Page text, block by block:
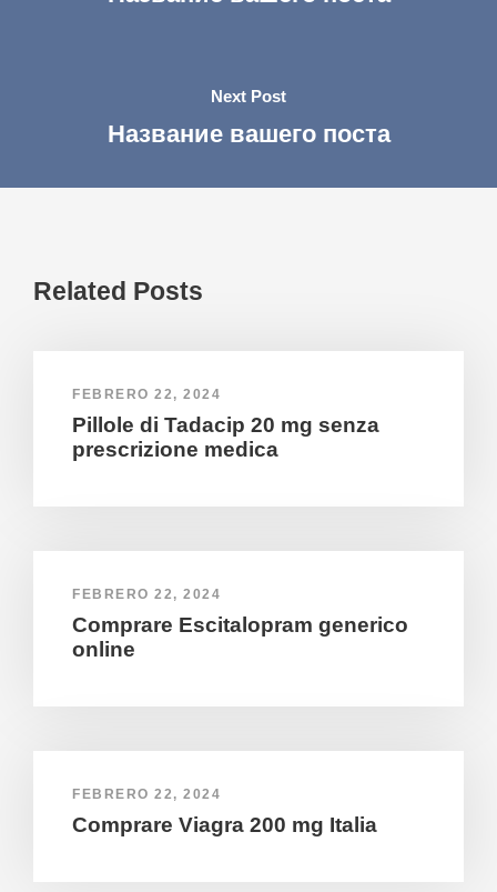
Next Post
Название вашего поста
Related Posts
FEBRERO 22, 2024
Pillole di Tadacip 20 mg senza
prescrizione medica
FEBRERO 22, 2024
Comprare Escitalopram generico
online
FEBRERO 22, 2024
Comprare Viagra 200 mg Italia